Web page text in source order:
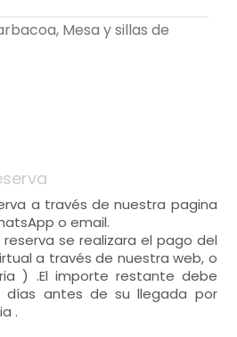
Mesa y sillas de
a través de nuestra pagina
o email.
se realizara el pago del
a través de nuestra web, o
) .El importe restante debe
días antes de su llegada por
.